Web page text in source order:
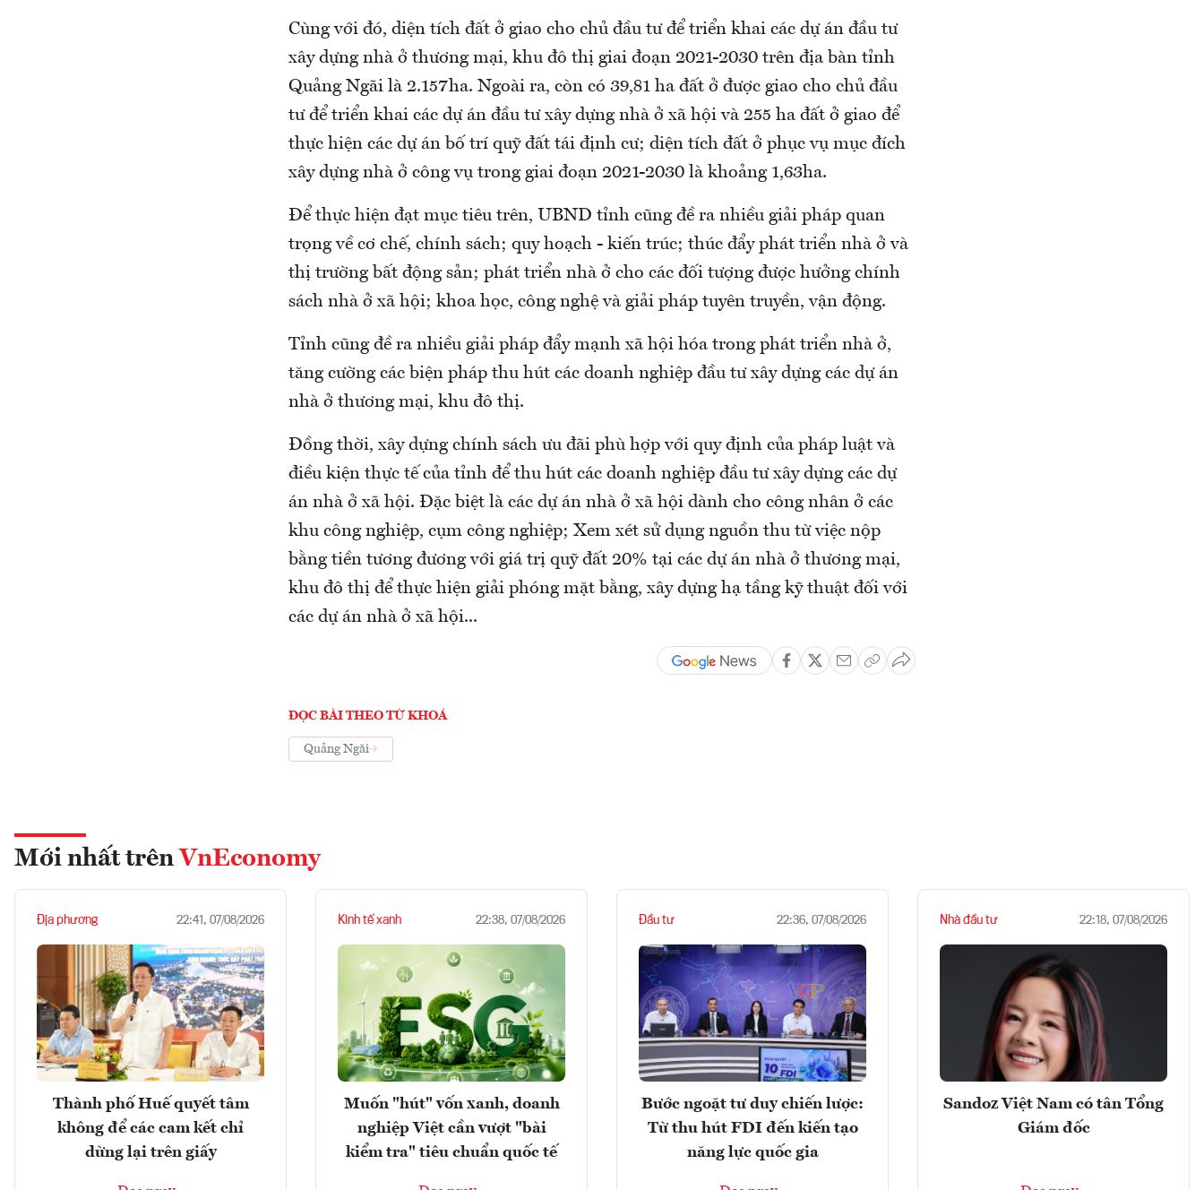
Cùng với đó, diện tích đất ở giao cho chủ đầu tư để triển khai các dự án đầu tư
xây dựng nhà ở thương mại, khu đô thị giai đoạn 2021-2030 trên địa bàn tỉnh
Quảng Ngãi là 2.157ha. Ngoài ra, còn có 39,81 ha đất ở được giao cho chủ đầu
tư để triển khai các dự án đầu tư xây dựng nhà ở xã hội và 255 ha đất ở giao để
thực hiện các dự án bố trí quỹ đất tái định cư; diện tích đất ở phục vụ mục đích
xây dựng nhà ở công vụ trong giai đoạn 2021-2030 là khoảng 1,63ha.
Để thực hiện đạt mục tiêu trên, UBND tỉnh cũng đề ra nhiều giải pháp quan
trọng về cơ chế, chính sách; quy hoạch - kiến trúc; thúc đẩy phát triển nhà ở và
thị trường bất động sản; phát triển nhà ở cho các đối tượng được hưởng chính
sách nhà ở xã hội; khoa học, công nghệ và giải pháp tuyên truyền, vận động.
Tỉnh cũng đề ra nhiều giải pháp đẩy mạnh xã hội hóa trong phát triển nhà ở,
tăng cường các biện pháp thu hút các doanh nghiệp đầu tư xây dựng các dự án
nhà ở thương mại, khu đô thị.
Đồng thời, xây dựng chính sách ưu đãi phù hợp với quy định của pháp luật và
điều kiện thực tế của tỉnh để thu hút các doanh nghiệp đầu tư xây dựng các dự
án nhà ở xã hội. Đặc biệt là các dự án nhà ở xã hội dành cho công nhân ở các
khu công nghiệp, cụm công nghiệp; Xem xét sử dụng nguồn thu từ việc nộp
bằng tiền tương đương với giá trị quỹ đất 20% tại các dự án nhà ở thương mại,
khu đô thị để thực hiện giải phóng mặt bằng, xây dựng hạ tầng kỹ thuật đối với
các dự án nhà ở xã hội...
ĐỌC BÀI THEO TỪ KHOÁ
Quảng Ngãi
Mới nhất trên VnEconomy
Địa phương 22:41, 07/08/2026
Thành phố Huế quyết tâm
không để các cam kết chỉ
dừng lại trên giấy
Kinh tế xanh 22:38, 07/08/2026
Muốn "hút" vốn xanh, doanh
nghiệp Việt cần vượt "bài
kiểm tra" tiêu chuẩn quốc tế
Đầu tư 22:36, 07/08/2026
Bước ngoặt tư duy chiến lược:
Từ thu hút FDI đến kiến tạo
năng lực quốc gia
Nhà đầu tư 22:18, 07/08/2026
Sandoz Việt Nam có tân Tổng
Giám đốc